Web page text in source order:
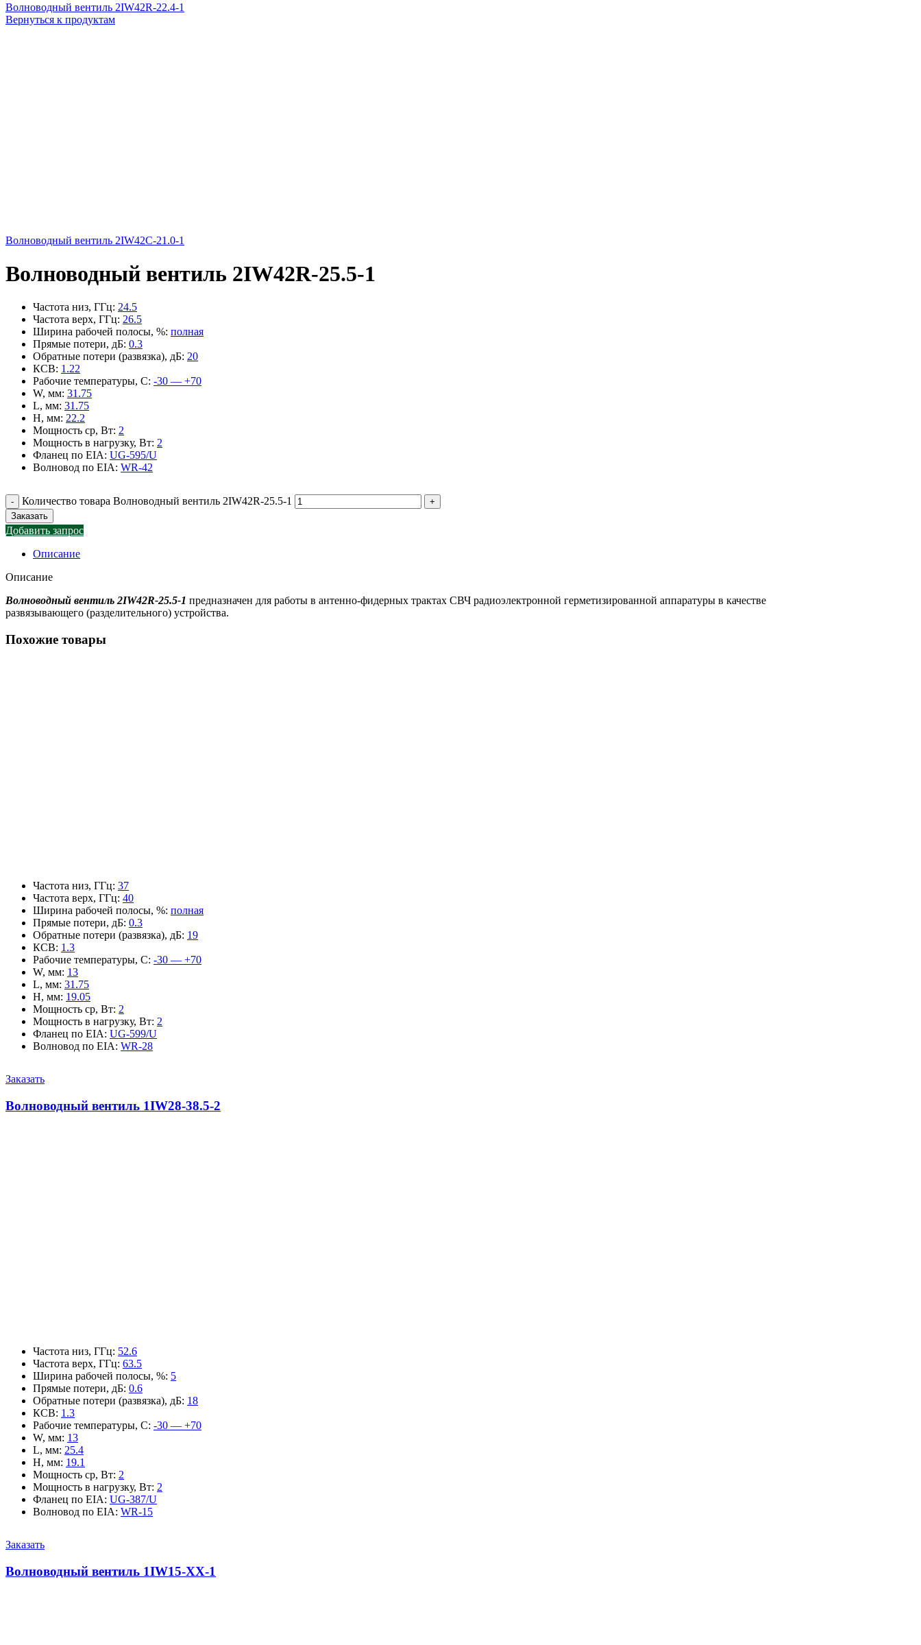
Волноводный вентиль 2IW42R-22.4-1
Вернуться к продуктам
Волноводный вентиль 2IW42C-21.0-1
Волноводный вентиль 2IW42R-25.5-1
Частота низ, ГГц: 24.5
Частота верх, ГГц: 26.5
Ширина рабочей полосы, %: полная
Прямые потери, дБ: 0.3
Обратные потери (развязка), дБ: 20
КСВ: 1.22
Рабочие температуры, С: -30 — +70
W, мм: 31.75
L, мм: 31.75
H, мм: 22.2
Мощность ср, Вт: 2
Мощность в нагрузку, Вт: 2
Фланец по EIA: UG-595/U
Волновод по EIA: WR-42
Количество товара Волноводный вентиль 2IW42R-25.5-1
Заказать
Добавить запрос
Описание
Описание
Волноводный вентиль 2IW42R-25.5-1 предназначен для работы в антенно-фидерных трактах СВЧ радиоэлектронной герметизированной аппаратуры в качестве
развязывающего (разделительного) устройства.
Похожие товары
Частота низ, ГГц: 37
Частота верх, ГГц: 40
Ширина рабочей полосы, %: полная
Прямые потери, дБ: 0.3
Обратные потери (развязка), дБ: 19
КСВ: 1.3
Рабочие температуры, С: -30 — +70
W, мм: 13
L, мм: 31.75
H, мм: 19.05
Мощность ср, Вт: 2
Мощность в нагрузку, Вт: 2
Фланец по EIA: UG-599/U
Волновод по EIA: WR-28
Заказать
Волноводный вентиль 1IW28-38.5-2
Частота низ, ГГц: 52.6
Частота верх, ГГц: 63.5
Ширина рабочей полосы, %: 5
Прямые потери, дБ: 0.6
Обратные потери (развязка), дБ: 18
КСВ: 1.3
Рабочие температуры, С: -30 — +70
W, мм: 13
L, мм: 25.4
H, мм: 19.1
Мощность ср, Вт: 2
Мощность в нагрузку, Вт: 2
Фланец по EIA: UG-387/U
Волновод по EIA: WR-15
Заказать
Волноводный вентиль 1IW15-XX-1